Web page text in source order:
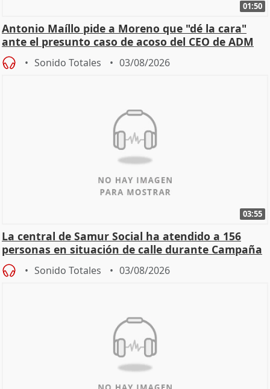
01:50
Antonio Maíllo pide a Moreno que "dé la cara"
ante el presunto caso de acoso del CEO de ADM
Sonido Totales 03/08/2026
03:55
La central de Samur Social ha atendido a 156
personas en situación de calle durante Campaña
de Calor
Sonido Totales 03/08/2026